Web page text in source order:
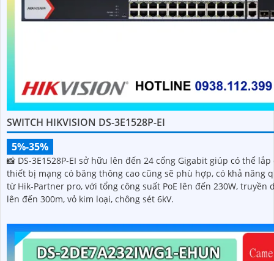
SWITCH HIKVISION DS-3E1528P-EI
5%-35%
📸 DS-3E1528P-EI sở hữu lên đến 24 cổng Gigabit giúp có thể lắp
thiết bị mạng có băng thông cao cũng sẽ phù hợp, có khả năng
từ Hik-Partner pro, với tổng công suất PoE lên đến 230W, truyền
lên đến 300m, vỏ kim loại, chông sét 6kV.